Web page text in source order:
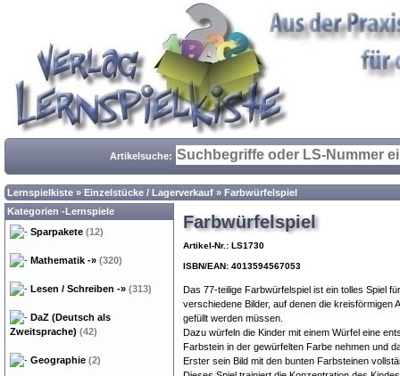
Artikelsuche:
Lernspielkiste » Einzelstücke / Lagerverkauf » Farbwürfelspiel
Farbwürfelspiel
Artikel-Nr.: LS1730
ISBN/EAN: 4013594567053
Das 77-teilige Farbwürfelspiel ist ein tolles Spiel
verschiedene Bilder, auf denen die kreisförmigen
gefüllt werden müssen.
Dazu würfeln die Kinder mit einem Würfel eine
Farbstein in der gewürfelten Farbe nehmen und
Erster sein Bild mit den bunten Farbsteinen
Kategorien -Lernspiele
Sparpakete (12)
Mathematik -» (320)
Lesen / Schreiben -» (313)
DaZ (Deutsch als
Zweitsprache) (42)
Geographie (2)